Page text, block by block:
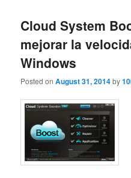
Cloud System
mejorar la
Windows
Posted onAugust 31, 2014by